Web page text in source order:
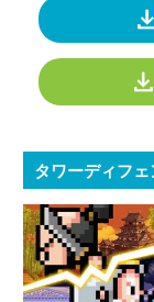
タワーディフ